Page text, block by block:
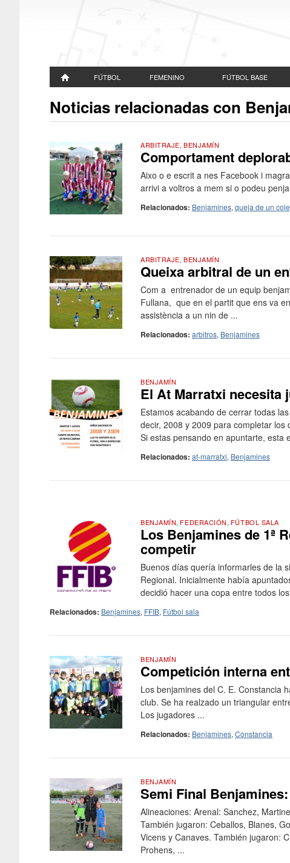
FÚTBOL FEMENINO FÚTBOL BASE
Noticias relacionadas con
ARBITRAJE, BENJAMÍN
Comportament
Aixo o e escrit a nes Facebook i
arrivi a voltros a mem si o podeu
Relacionados: Benjamines, queja de un
ARBITRAJE, BENJAMÍN
Queixa arbitral de un
Com a entrenador de un equip
Fullana, que en el partit que ens va
assistència a un nin de ...
Relacionados: arbitros, Benjamines
BENJAMÍN
El At Marratxi necesita
Estamos acabando de cerrar todas
decir, 2008 y 2009 para completar los
Si estas pensando en apuntarte, esta
Relacionados: at-marratxi, Benjamines
BENJAMÍN, FEDERACIÓN, FÚTBOL SALA
Los Benjamines de 1ª
competir
Buenos días quería informarles de la
Regional. Inicialmente había
decidió hacer una copa entre todos
Relacionados: Benjamines, FFIB, Fútbol sala
BENJAMÍN
Competición interna
Los benjamines del C. E. Constancia
club. Se ha realzado un triangular
Los jugadores ...
Relacionados: Benjamines, Constancia
BENJAMÍN
Semi Final
Alineaciones: Arenal: Sanchez,
También jugaron: Ceballos, Blanes,
Vicens y Canaves. También jugaron:
Prohens, ...